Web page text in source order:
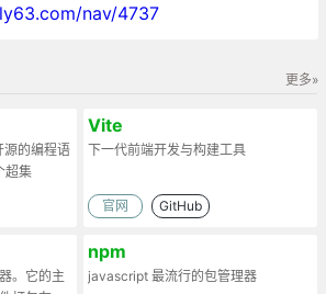
nav/4737
更多»
源的编程语
超集
Vite
下一代前端开发与构建工具
官网 GitHub
。它的主
npm
javascript 最流行的包管理器